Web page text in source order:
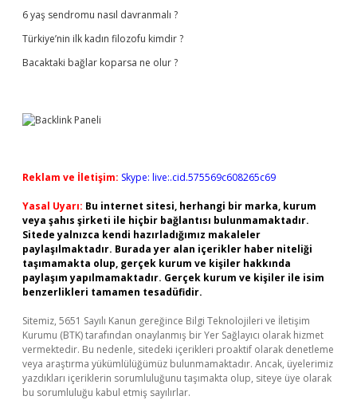
6 yaş sendromu nasıl davranmalı ?
Türkiye’nin ilk kadın filozofu kimdir ?
Bacaktaki bağlar koparsa ne olur ?
Reklam ve İletişim: Skype: live:.cid.575569c608265c69
Yasal Uyarı: Bu internet sitesi, herhangi bir marka, kurum
veya şahıs şirketi ile hiçbir bağlantısı bulunmamaktadır.
Sitede yalnızca kendi hazırladığımız makaleler
paylaşılmaktadır. Burada yer alan içerikler haber niteliği
taşımamakta olup, gerçek kurum ve kişiler hakkında
paylaşım yapılmamaktadır. Gerçek kurum ve kişiler ile isim
benzerlikleri tamamen tesadüfidir.
Sitemiz, 5651 Sayılı Kanun gereğince Bilgi Teknolojileri ve İletişim
Kurumu (BTK) tarafından onaylanmış bir Yer Sağlayıcı olarak hizmet
vermektedir. Bu nedenle, sitedeki içerikleri proaktif olarak denetleme
veya araştırma yükümlülüğümüz bulunmamaktadır. Ancak, üyelerimiz
yazdıkları içeriklerin sorumluluğunu taşımakta olup, siteye üye olarak
bu sorumluluğu kabul etmiş sayılırlar.